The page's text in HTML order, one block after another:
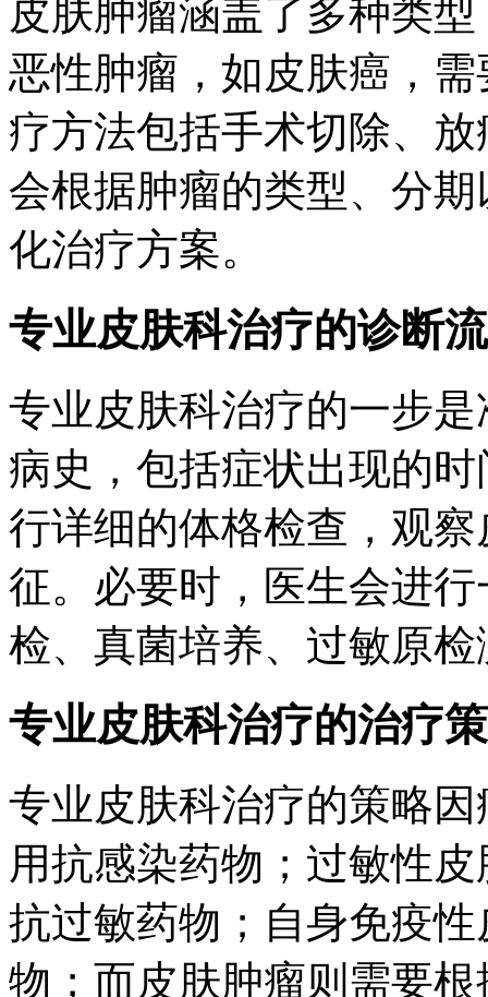
皮肤肿瘤涵盖了多种类
恶性肿瘤，如皮肤癌，
疗方法包括手术切除、
会根据肿瘤的类型、分
化治疗方案。
专业皮肤科治疗的诊断
专业皮肤科治疗的一步
病史，包括症状出现的
行详细的体格检查，观
征。必要时，医生会进
检、真菌培养、过敏原
专业皮肤科治疗的治疗
专业皮肤科治疗的策略
用抗感染药物；过敏性
抗过敏药物；自身免疫
物；而皮肤肿瘤则需要